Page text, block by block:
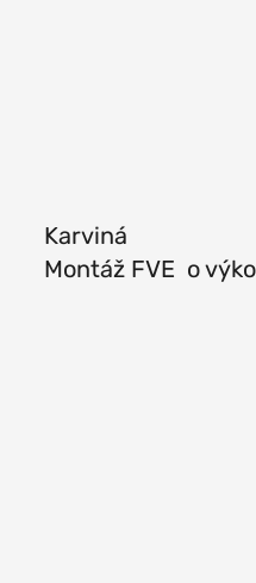
Karviná
Montáž FVE o